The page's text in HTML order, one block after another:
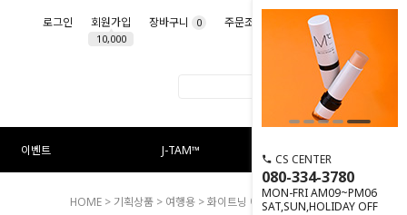
로그인 회원가입
10,000
장바구니 0 주문조회 마이페이지
이벤트 J-TAM™
CS CENTER
080-334-3780
MON-FRI AM09~PM06
SAT,SUN,HOLIDAY OFF
HOME > 기획상품 > 여행용 > 화이트닝 여행용 미니 2종세트